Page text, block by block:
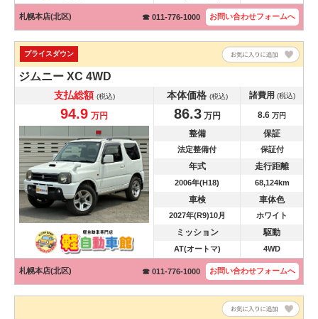
札幌本店(北区) ☎ 011-776-1000 お問い合わせフォームへ
プライスダウン
ジムニー XC 4WD
支払総額 (税込) 本体価格 (税込) 諸費用 (税込)
94.9 万円 86.3万円 8.6 万円
整備 保証
法定整備付 保証付
年式 走行距離
2006年(H18) 68,124km
車検 車体色
2027年(R9)10月 ホワイト
ミッション 駆動
AT(オートマ) 4WD
札幌本店(北区) ☎ 011-776-1000 お問い合わせフォームへ